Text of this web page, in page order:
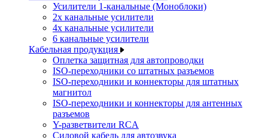
Усилители 1-канальные (Моноблоки)
2х канальные усилители
4х канальные усилители
6 канальные усилители
Кабельная продукция
Оплетка защитная для автопроводки
ISO-переходники со штатных разъемов
ISO-переходники и коннекторы для штатных
магнитол
ISO-переходники и коннекторы для антенных
разъемов
Y-разветвители RCA
Силовой кабель для автозвука